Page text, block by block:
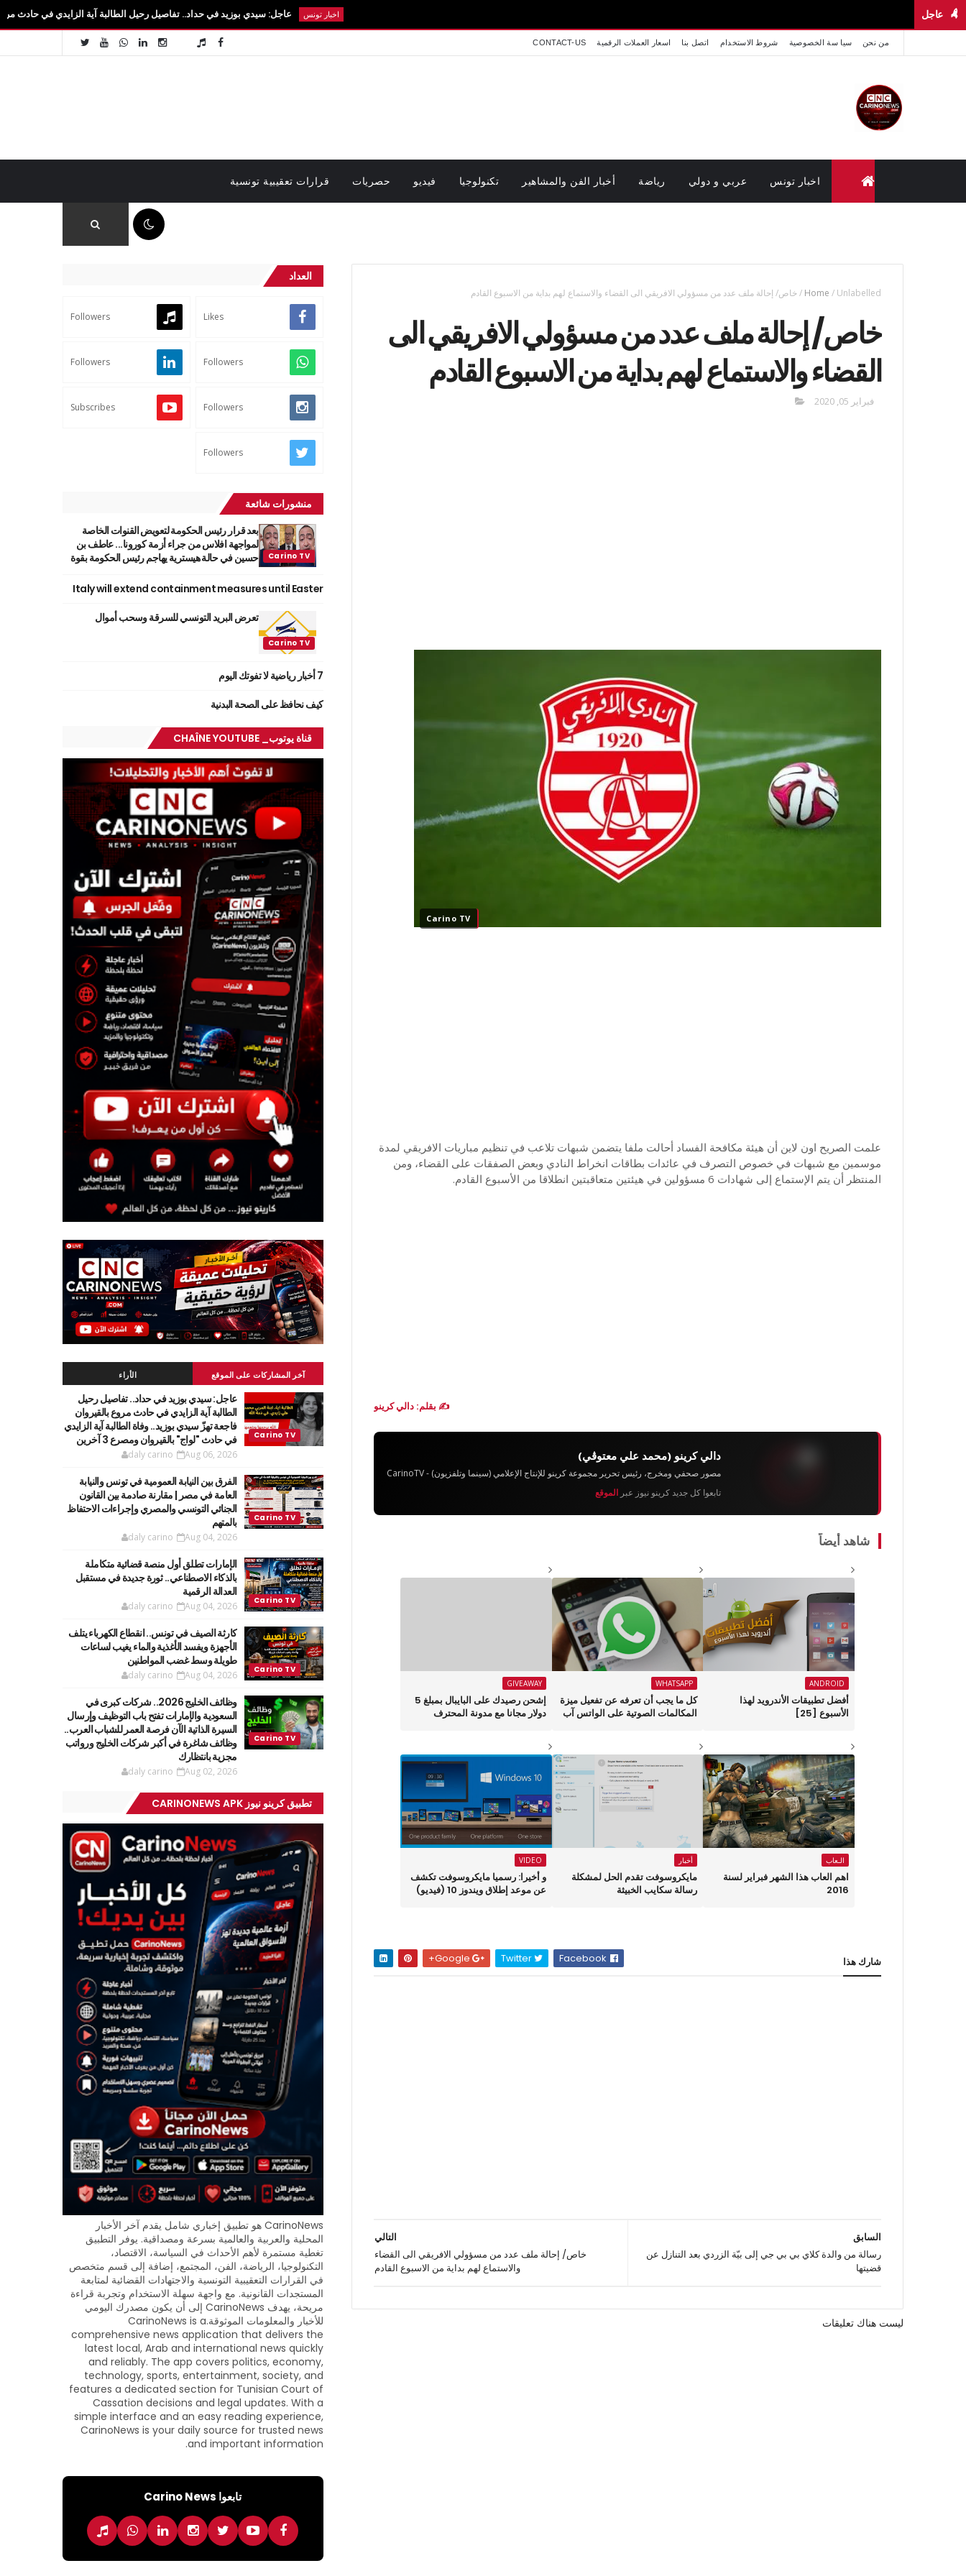
عاجل عاجل: سيدي بوزيد في حداد.. تفاصيل رحيل الطالبة آية الزايدي في حادث مروع بالقيروان
من نحن سيا سة الخصوصية شروط الاستخدام اتصل بنا اسعار العملات الرقمية CONTACT-US
اخبار تونس عربي و دولي رياضة أخبار الفن والمشاهير تكنولوجيا فيديو حصريات قرارات تعقيبية تونسية
Home / Unlabelled
/خاص/ إحالة ملف عدد من مسؤولي الافريقي الى القضاء والاستماع لهم بداية من الاسبوع القادم
خاص/ إحالة ملف عدد من مسؤولي الافريقي الى
القضاء والاستماع لهم بداية من الاسبوع القادم
فبراير 05, 2020
Carino TV
علمت الصريح اون لاين أن هيئة مكافحة الفساد أحالت ملفا يتضمن شبهات تلاعب في تنظيم مباريات الافريقي لمدة
موسمين مع شبهات في خصوص التصرف في عائدات بطاقات انخراط النادي وبعض الصفقات على القضاء، ومن
المنتظر أن يتم الإستماع إلى شهادات 6 مسؤولين في هيئتين متعاقبتين انطلاقا من الأسبوع القادم.
✍️ بقلم: دالي كرينو
دالي كرينو (محمد علي معتوڨي)
مصور صحفي ومخرج، رئيس تحرير مجموعة كرينو للإنتاج الإعلامي (سينما وتلفزيون) - CarinoTV
تابعوا كل جديد كرينو نيوز عبرالموقع
شاهد أيضاً
ANDROID
أفضل تطبيقات الأندرويد لهذا
الأسبوع ‏[25]
WHATSAPP
كل ما يجب أن تعرفه عن تفعيل ميزة
المكالمات الصوتية على الواتس آب
GIVEAWAY
إشحن رصيدك على البايبال بمبلغ 5
دولار مجانا مع مدونة المحترف
الـعاب
اهم العاب هذا الشهر فبراير لسنة
2016
أخبار
مايكروسوفت تقدم الحل لمشكلة
رسالة سكايب الخبيثة
VIDEO
و أخيرا: رسميا مايكروسوفت تكشف
عن موعد إطلاق ويندوز 10 (فيديو)
شارك هذا Twitter
التالي
خاص/ إحالة ملف عدد من مسؤولي الافريقي الى القضاء
والاستماع لهم بداية من الاسبوع القادم
السابق
رسالة من والدة كلاي بي بي جي إلى بيّة الزردي بعد التنازل عن
قضيتها
ليست هناك تعليقات
العداد
Likes
Followers
Followers
Followers
Followers
Subscribes
Followers
منشورات شائعة
بعد قرار رئيس الحكومة لتعويض القنوات الخاصة
لمواجهة افلاس من جراء أزمة كورونا... عاطف بن
حسين في حالة هيسترية يهاجم رئيس الحكومة بقوة
Italy will extend containment measures until Easter
تعرض البريد التونسي للسرقة وسحب أموال
7 أخبار رياضية لا تفوتك اليوم
كيف نحافظ على الصحة البدنية
قناة يوتوب_ CHAÎNE YOUTUBE
آخر المشاركات على الموقع الأراء
عاجل: سيدي بوزيد في حداد.. تفاصيل رحيل
الطالبة آية الزايدي في حادث مروع بالقيروان
فاجعة تهزّ سيدي بوزيد.. وفاة الطالبة آية الزايدي
في حادث "لواج" بالقيروان ومصرع 3 آخرين
daly carino Aug 06, 2026
الفرق بين النيابة العمومية في تونس والنيابة
العامة في مصر | مقارنة صادمة بين القانون
الجنائي التونسي والمصري وإجراءات الاحتفاظ
بالمتهم
daly carino Aug 04, 2026
الإمارات تطلق أول منصة قضائية متكاملة
بالذكاء الاصطناعي.. ثورة جديدة في مستقبل
العدالة الرقمية
daly carino Aug 04, 2026
كارثة الصيف في تونس.. انقطاع الكهرباء يتلف
الأجهزة ويفسد الأغذية والماء يغيب لساعات
طويلة وسط غضب المواطنين
daly carino Aug 04, 2026
وظائف الخليج 2026.. شركات كبرى في
السعودية والإمارات تفتح باب التوظيف وإرسال
السيرة الذاتية الآن فرصة العمر للشباب العرب..
وظائف شاغرة في أكبر شركات الخليج ورواتب
مجزية بانتظارك
daly carino Aug 02, 2026
تطبيق كرينو نيوز CARINONEWS APK
CarinoNews هو تطبيق إخباري شامل يقدم آخر الأخبار
المحلية والعربية والعالمية بسرعة ومصداقية. يوفر التطبيق
تغطية مستمرة لأهم الأحداث في السياسة، الاقتصاد،
التكنولوجيا، الرياضة، الفن، المجتمع، إضافة إلى قسم متخصص
في القرارات التعقيبية التونسية والاجتهادات القضائية لمتابعة
المستجدات القانونية. مع واجهة سهلة الاستخدام وتجربة قراءة
مريحة، يهدف CarinoNews إلى أن يكون مصدرك اليومي
للأخبار والمعلومات الموثوقة.CarinoNews is a
comprehensive news application that delivers the
latest local, Arab and international news quickly
and reliably. The app covers politics, economy,
technology, sports, entertainment, society, and
features a dedicated section for Tunisian Court of
Cassation decisions and legal updates. With a
simple interface and an easy reading experience,
CarinoNews is your daily source for trusted news
and important information.
تابعوا Carino News